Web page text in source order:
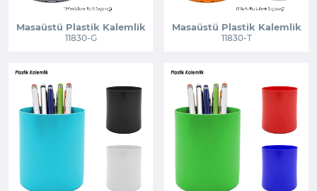
Masaüstü Plastik Kalemlik
11830-G
Masaüstü Plastik Kalemlik
11830-T